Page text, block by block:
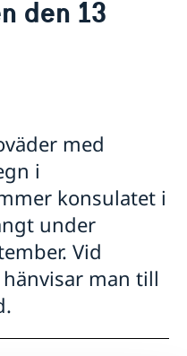
seminarier &
den 13
med
i
konsulatet i
under
Vid
man till